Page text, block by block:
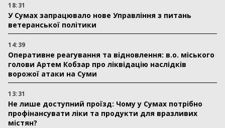
18:31
У Сумах запрацювало нове Управління з питань
ветеранської політики
14:39
Оперативне реагування та відновлення: в.о. міського
голови Артем Кобзар про ліквідацію наслідків
ворожої атаки на Суми
13:31
Не лише доступний проїзд: Чому у Сумах потрібно
профінансувати ліки та продукти для вразливих
містян?